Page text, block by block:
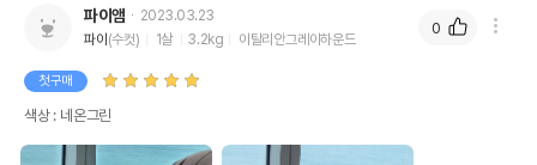
파이앰
2023.03.23
파이 (수컷) 1살 3.2kg 이탈리안그레이하운드
첫구매
색상 : 네온그린
0